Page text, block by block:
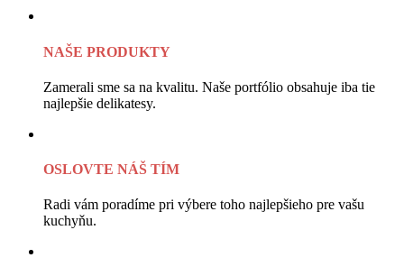
NAŠE PRODUKTY
Zamerali sme sa na kvalitu. Naše portfólio obsahuje iba tie
najlepšie delikatesy.
OSLOVTE NÁŠ TÍM
Radi vám poradíme pri výbere toho najlepšieho pre vašu
kuchyňu.